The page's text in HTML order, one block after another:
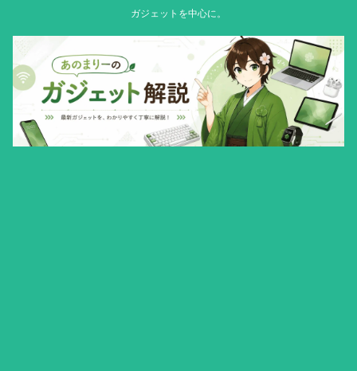
ガジェットを中心に。